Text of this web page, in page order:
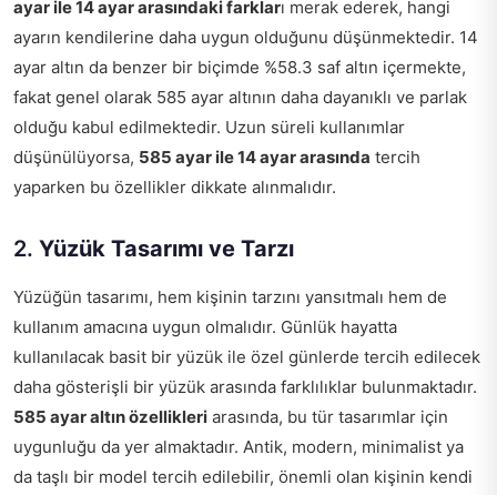
ayar ile 14 ayar arasındaki farkları merak ederek, hangi
ayarın kendilerine daha uygun olduğunu düşünmektedir. 14
ayar altın da benzer bir biçimde %58.3 saf altın içermekte,
fakat genel olarak 585 ayar altının daha dayanıklı ve parlak
olduğu kabul edilmektedir. Uzun süreli kullanımlar
düşünülüyorsa, 585 ayar ile 14 ayar arasında tercih
yaparken bu özellikler dikkate alınmalıdır.
2. Yüzük Tasarımı ve Tarzı
Yüzüğün tasarımı, hem kişinin tarzını yansıtmalı hem de
kullanım amacına uygun olmalıdır. Günlük hayatta
kullanılacak basit bir yüzük ile özel günlerde tercih edilecek
daha gösterişli bir yüzük arasında farklılıklar bulunmaktadır.
585 ayar altın özellikleri arasında, bu tür tasarımlar için
uygunluğu da yer almaktadır. Antik, modern, minimalist ya
da taşlı bir model tercih edilebilir, önemli olan kişinin kendi